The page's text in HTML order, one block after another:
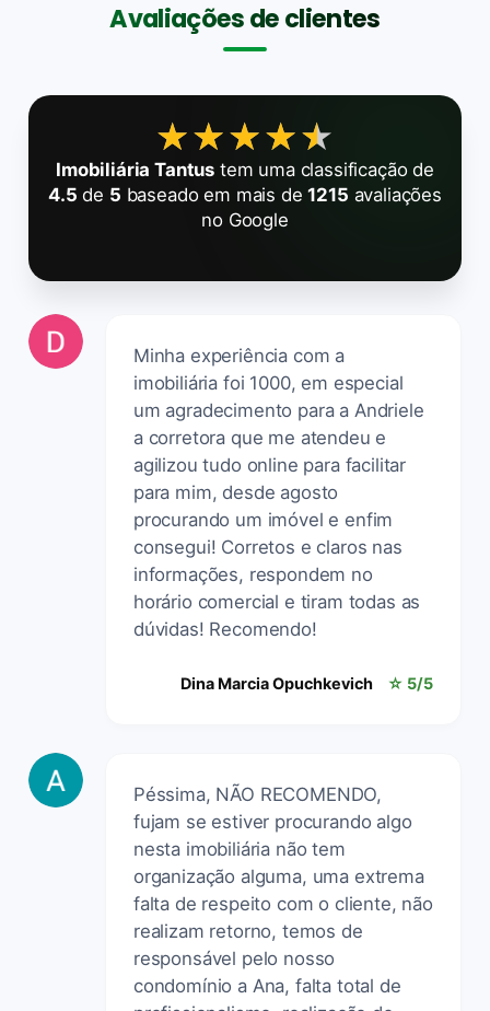
Avaliações de clientes
★★★★★
★★★★★
Imobiliária Tantus tem uma classificação de
4.5 de 5 baseado em mais de1215 avaliações
no Google
Minha experiência com a
imobiliária foi 1000, em especial
um agradecimento para a Andriele
a corretora que me atendeu e
agilizou tudo online para facilitar
para mim, desde agosto
procurando um imóvel e enfim
consegui! Corretos e claros nas
informações, respondem no
horário comercial e tiram todas as
dúvidas! Recomendo!
Dina Marcia Opuchkevich ☆ 5/5
Péssima, NÃO RECOMENDO,
fujam se estiver procurando algo
nesta imobiliária não tem
organização alguma, uma extrema
falta de respeito com o cliente, não
realizam retorno, temos de
responsável pelo nosso
condomínio a Ana, falta total de